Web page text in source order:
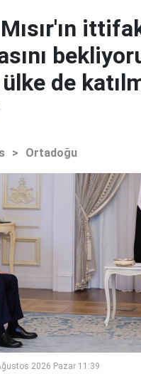
de
> Ortadoğu
2026 Pazar 11:39